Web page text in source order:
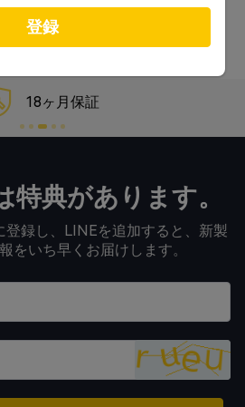
？
18ヶ月保証
特典があります。
登録し、LINEを追加すると、新製
をいち早くお届けします。
登録